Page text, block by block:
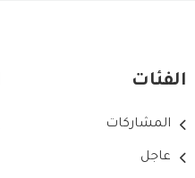
الفئات
المشاركات
عاجل